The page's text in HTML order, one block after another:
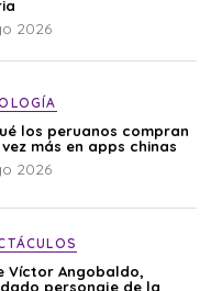
2026
los peruanos compran
más en apps chinas
2026
Víctor Angobaldo,
personaje de la